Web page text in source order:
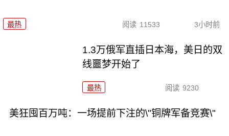
最热 阅读 11533 3小时前
1.3万俄军直插日本海，美日的双
线噩梦开始了
最热 阅读 9230
美狂囤百万吨：一场提前下注的\"铜牌军备竞赛\"